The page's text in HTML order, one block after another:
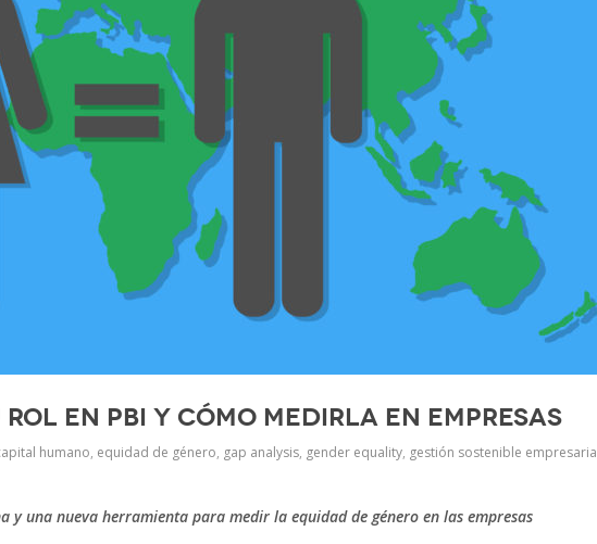
rol en PBI y cómo medirla en empresas
humano, equidad de género, gap analysis, gender equality, gestión sostenible empresaria
y una nueva herramienta para medir la equidad de género en las empresas